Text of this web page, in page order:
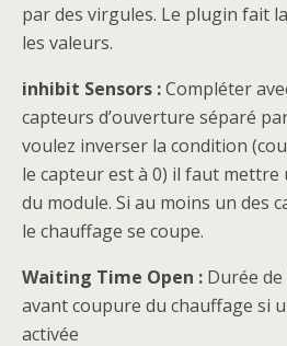
par des virgules. Le plugin fait
les valeurs.
inhibit Sensors :Compléter
capteurs d’ouverture séparé
voulez inverser la condition
le capteur est à 0) il faut mettre
du module. Si au moins un des
le chauffage se coupe.
Waiting Time Open : Durée
avant coupure du chauffage si
activée